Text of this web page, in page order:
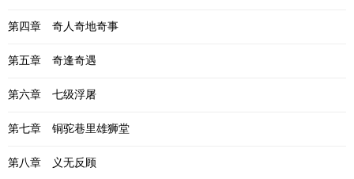
第四章 奇人奇地奇事
第五章 奇逢奇遇
第六章 七级浮屠
第七章 铜驼巷里雄狮堂
第八章 义无反顾